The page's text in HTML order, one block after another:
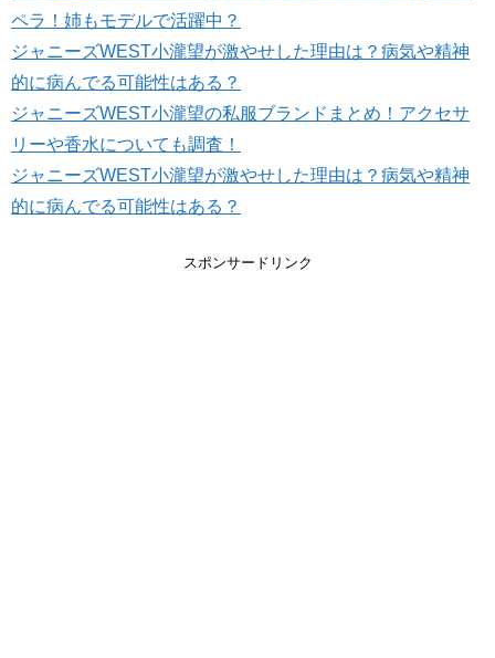
ペラ！姉もモデルで活躍中？
ジャニーズWEST小瀧望が激やせした理由は？病気や精神
的に病んでる可能性はある？
ジャニーズWEST小瀧望の私服ブランドまとめ！アクセサ
リーや香水についても調査！
ジャニーズWEST小瀧望が激やせした理由は？病気や精神
的に病んでる可能性はある？
スポンサードリンク